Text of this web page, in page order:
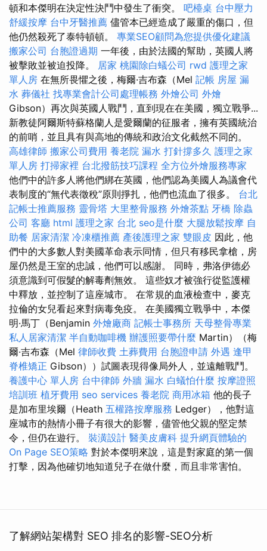
頓和本傑明在決定性決鬥中發生了衝突。 吧檯桌 台中壓力
舒緩按摩 台中牙醫推薦 儘管本已經造成了嚴重的傷口，但
他仍然殺死了泰特頓頓。 專業SEO顧問為您提供優化建議
搬家公司 台胞證過期 一年後，由於法國的幫助，英國人將
被擊敗並被迫投降。 居家 桃園除白蟻公司 rwd 護理之家
單人房 在無所畏懼之後，梅爾·吉布森（Mel 記帳 房屋 漏
水 葬儀社 找專業會計公司處理帳務 外燴公司 外燴
Gibson）再次與英國人戰鬥，直到現在在美國，獨立戰爭...
新教徒阿爾斯特蘇格蘭人是愛爾蘭的征服者，擁有英國統治
的前哨，並且具有與高地的傳統和政治文化截然不同的。
高雄律師 搬家公司費用 養老院 漏水 打針撐多久 護理之家
單人房 打掃家裡 台北撥筋技巧課程 全方位外燴服務專家
他們中的許多人將他們綁在英國，他們認為美國人為議會代
表制度的“無代表徵稅”原則掙扎，他們也流血了很多。 台北
記帳士推薦服務 靈骨塔 大里整骨服務 外燴茶點 牙橋 除蟲
公司 客廳 html 護理之家 台北 seo是什麼 大腿放鬆按摩 自
助餐 居家清潔 冷凍櫃推薦 產後護理之家 雙眼皮 因此，他
們中的大多數人對美國革命表示同情，但只有移民拿槍，房
屋仍然是王室的忠誠，他們可以感謝。 同時，弗洛伊德必
須意識到可假髮的解毒劑無效。 這些奴才被強行從監護權
中釋放，並控制了這座城市。 在常規的血液檢查中，麥克
拉倫的女兒看起來對病毒免疫。 在美國獨立戰爭中，本傑
明·馬丁（Benjamin 外燴廠商 記帳士事務所 天母整骨專業
私人居家清潔 半自動咖啡機 辦護照要帶什麼 Martin）（梅
爾·吉布森（Mel 律師收費 土葬費用 台胞證申請 外遇 逢甲
脊椎矯正 Gibson））試圖表現得像局外人，並遠離戰鬥。
養護中心 單人房 台中律師 外牆 漏水 白蟻怕什麼 按摩證照
培訓班 植牙費用 seo services 養老院 商用冰箱 他的長子
是加布里埃爾（Heath 五權路按摩服務 Ledger），他對這
座城市的熱情小冊子有很大的影響，儘管他父親的堅定禁
令，但仍在遊行。 裝潢設計 醫美皮膚科 提升網頁體驗的
On Page SEO策略 對於本傑明來說，這是對家庭的第一個
打擊，因為他確切地知道兒子在做什麼，而且非常害怕。
了解網站架構對 SEO 排名的影響-SEO分析